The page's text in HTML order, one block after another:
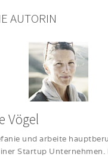
AUTORIN
Vögel
und arbeite
Startup Unternehmen.